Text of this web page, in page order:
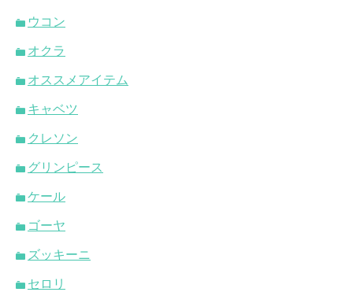
ウコン
オクラ
オススメアイテム
キャベツ
クレソン
グリンピース
ケール
ゴーヤ
ズッキーニ
セロリ